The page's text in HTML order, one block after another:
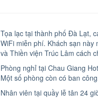
Tọa lạc tại thành phố Đà Lạt,
WiFi miễn phí. Khách sạn
và Thiền viện Trúc Lâm cách
Phòng nghỉ tại Chau Giang
Một số phòng còn có ban
Nhân viên tại quầy lễ tân 24